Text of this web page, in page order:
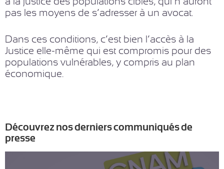
pas les moyens de s’adresser à un avocat.
Dans ces conditions, c’est bien l’accès à la
Justice elle-même qui est compromis pour des
populations vulnérables, y compris au plan
économique.
Découvrez nos derniers communiqués de
presse